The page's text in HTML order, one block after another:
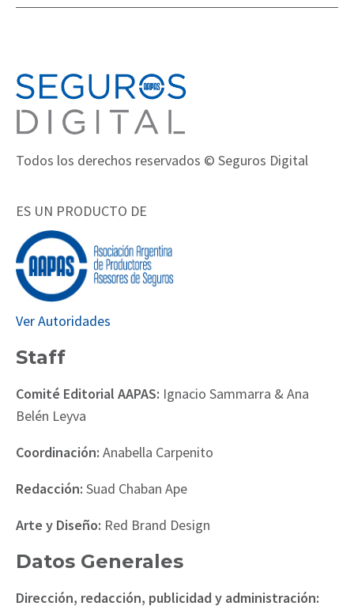
Todos los derechos reservados © Seguros Digital
ES UN PRODUCTO DE
Ver Autoridades
Staff
Comité Editorial AAPAS: Ignacio Sammarra & Ana
Belén Leyva
Coordinación: Anabella Carpenito
Redacción: Suad Chaban Ape
Arte y Diseño: Red Brand Design
Datos Generales
Dirección, redacción, publicidad y administración: